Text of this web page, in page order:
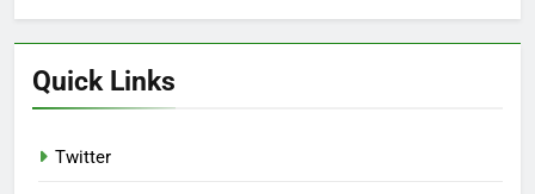
Quick Links
Twitter